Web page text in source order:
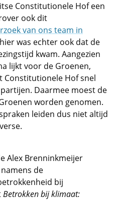
Constitutionele Hof een
ook dit
van ons team in
was echter ook dat de
kwam. Aangezien
lijkt voor de Groenen,
Constitutionele Hof snel
Daarmee moest de
worden genomen.
leiden dus niet altijd
Alex Brenninkmeijer
de
bij
Betrokken bij klimaat: